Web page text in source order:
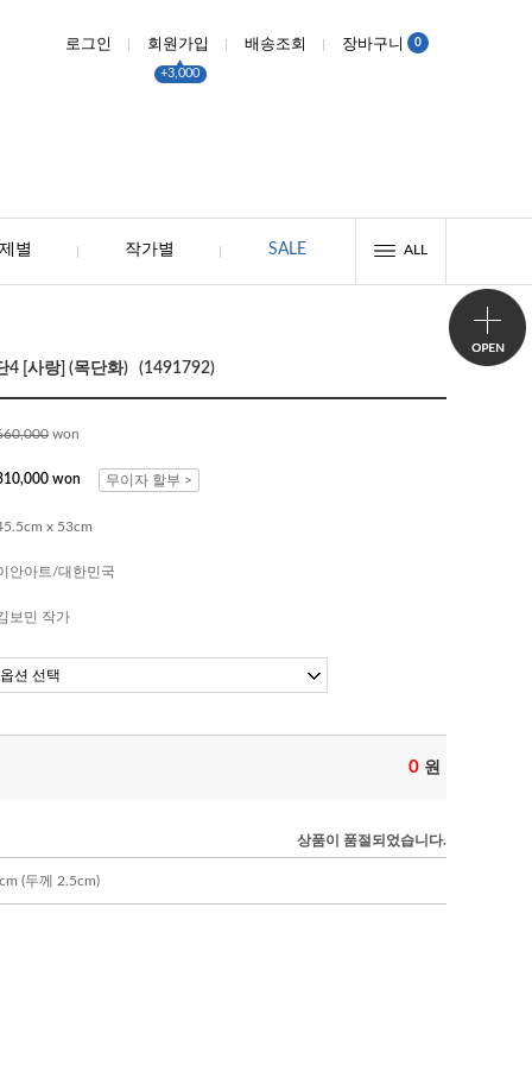
로그인 회원가입
+3,000
배송조회 장바구니 0
별 작가별 SALE ALL
4 [사랑] (목단화) (1491792)
won
won 무이자 할부 >
x 53cm
안아트/대한민국
보민 작가
0 원
상품이 품절되었습니다.
(두께 2.5cm)